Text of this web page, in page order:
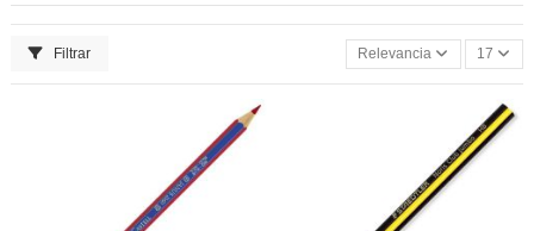
Filtrar Relevancia 17